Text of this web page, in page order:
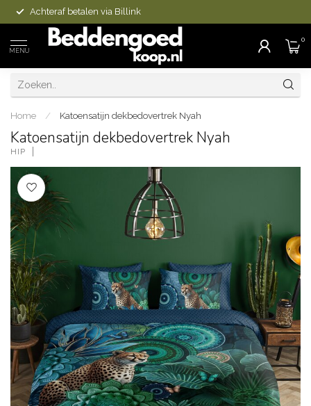
Achteraf betalen via Billink
MENU
0
Home / Katoensatijn dekbedovertrek Nyah
Katoensatijn dekbedovertrek Nyah
HIP